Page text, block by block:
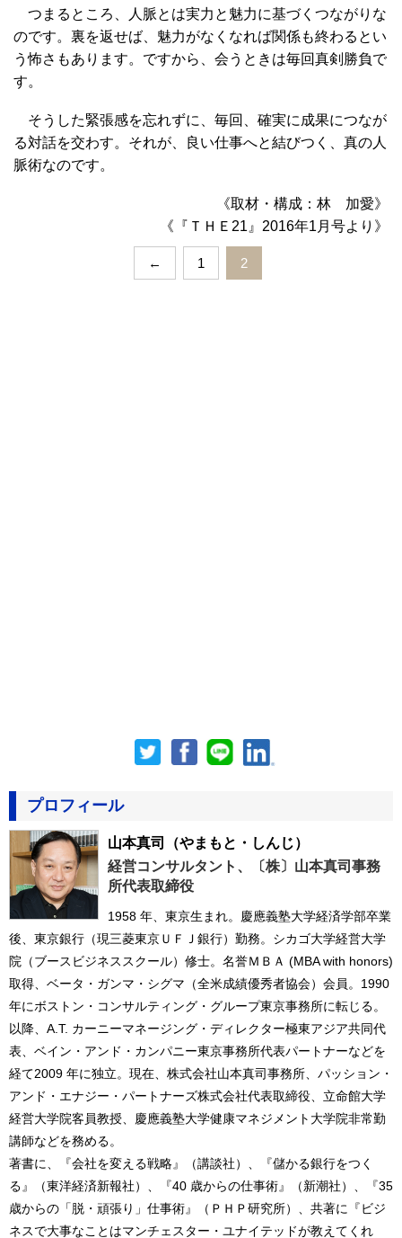
つまるところ、人脈とは実力と魅力に基づくつながりな
のです。裏を返せば、魅力がなくなれば関係も終わるとい
う怖さもあります。ですから、会うときは毎回真剣勝負で
す。
そうした緊張感を忘れずに、毎回、確実に成果につなが
る対話を交わす。それが、良い仕事へと結びつく、真の人
脈術なのです。
《取材・構成：林 加愛》
《『ＴＨＥ21』2016年1月号より》
← 1 2
プロフィール
山本真司
（やまもと・しんじ）
経営コンサルタント、〔株〕山本真司事務
所代表取締役
1958 年、東京生まれ。慶應義塾大学経済学部卒業
後、東京銀行（現三菱東京ＵＦＪ銀行）勤務。シカゴ大学経営大学
院（ブースビジネススクール）修士。名誉ＭＢＡ (MBA with honors)
取得、ベータ・ガンマ・シグマ（全米成績優秀者協会）会員。1990
年にボストン・コンサルティング・グループ東京事務所に転じる。
以降、A.T. カーニーマネージング・ディレクター極東アジア共同代
表、ベイン・アンド・カンパニー東京事務所代表パートナーなどを
経て2009 年に独立。現在、株式会社山本真司事務所、パッション・
アンド・エナジー・パートナーズ株式会社代表取締役、立命館大学
経営大学院客員教授、慶應義塾大学健康マネジメント大学院非常勤
講師などを務める。
著書に、『会社を変える戦略』（講談社）、『儲かる銀行をつく
る』（東洋経済新報社）、『40 歳からの仕事術』（新潮社）、『35
歳からの「脱・頑張り」仕事術』（ＰＨＰ研究所）、共著に『ビジ
ネスで大事なことはマンチェスター・ユナイテッドが教えてくれ